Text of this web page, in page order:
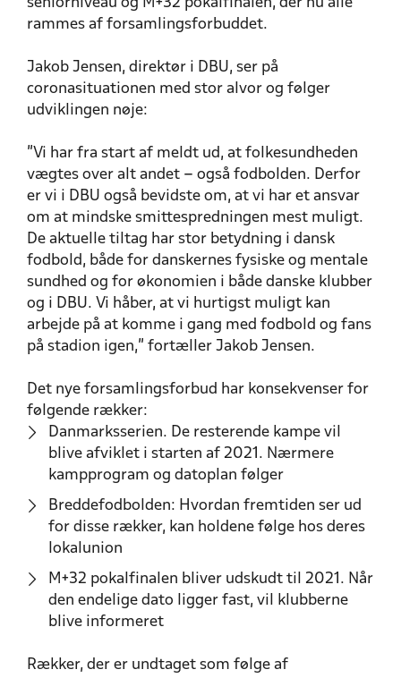
seniorniveau og M+32 pokalfinalen, der nu alle
rammes af forsamlingsforbuddet.
Jakob Jensen, direktør i DBU, ser på
coronasituationen med stor alvor og følger
udviklingen nøje:
”Vi har fra start af meldt ud, at folkesundheden
vægtes over alt andet – også fodbolden. Derfor
er vi i DBU også bevidste om, at vi har et ansvar
om at mindske smittespredningen mest muligt.
De aktuelle tiltag har stor betydning i dansk
fodbold, både for danskernes fysiske og mentale
sundhed og for økonomien i både danske klubber
og i DBU. Vi håber, at vi hurtigst muligt kan
arbejde på at komme i gang med fodbold og fans
på stadion igen,” fortæller Jakob Jensen.
Det nye forsamlingsforbud har konsekvenser for
følgende rækker:
Danmarksserien. De resterende kampe vil
blive afviklet i starten af 2021. Nærmere
kampprogram og datoplan følger
Breddefodbolden: Hvordan fremtiden ser ud
for disse rækker, kan holdene følge hos deres
lokalunion
M+32 pokalfinalen bliver udskudt til 2021. Når
den endelige dato ligger fast, vil klubberne
blive informeret
Rækker, der er undtaget som følge af